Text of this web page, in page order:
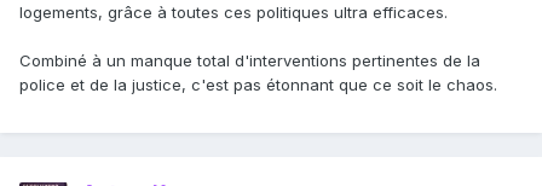
logements, grâce à toutes ces politiques ultra efficaces.
Combiné à un manque total d'interventions pertinentes de la
police et de la justice, c'est pas étonnant que ce soit le chaos.